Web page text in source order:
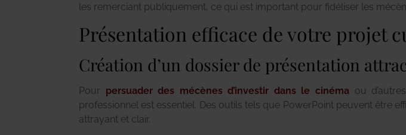
les remerciant publiquement, ce qui est important pour fidéliser les
Présentation efficace de votre projet
Création d’un dossier de présentation
Pour persuader des mécènes d’investir dans le cinéma ou
professionnel est essentiel. Des outils tels que PowerPoint peuvent être
attrayant et clair.